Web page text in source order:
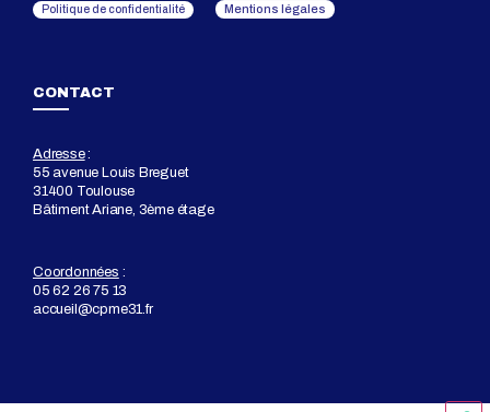
Politique de confidentialité Mentions légales
CONTACT
Adresse:
55 avenue Louis Breguet
31400 Toulouse
Bâtiment Ariane, 3ème étage
Coordonnées :
05 62 26 75 13
accueil@cpme31.fr